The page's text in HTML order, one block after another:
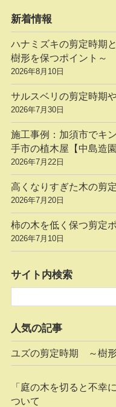
新着情報
ハナミズキの剪定時期
樹形を保つポイント～
2026年8月10日
サルスベリの剪定時期
2026年7月30日
施工事例：加須市でキ
手市の植木屋【中島造園
2026年7月22日
高くなりすぎた木の剪定
2026年7月20日
柿の木を低く保つ剪定
2026年7月10日
サイト内検索
人気の記事
ユズの剪定時期 ～樹
「庭の木を切ると不幸
ついて